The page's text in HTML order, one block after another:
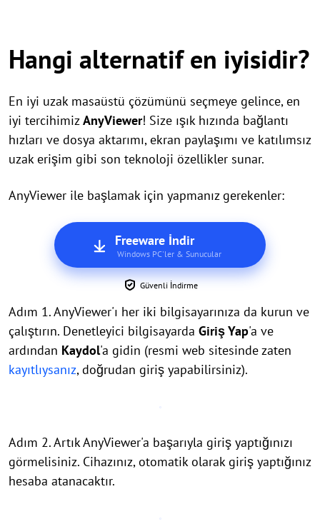
Hangi alternatif en iyisidir?
En iyi uzak masaüstü çözümünü seçmeye gelince, en
iyi tercihimizAnyViewer! Size ışık hızında bağlantı
hızları ve dosya aktarımı, ekran paylaşımı ve katılımsız
uzak erişim gibi son teknoloji özellikler sunar.
AnyViewer ile başlamak için yapmanız gerekenler:
Freeware İndir
Windows PC'ler & Sunucular
Güvenli İndirme
Adım 1. AnyViewer'ı her iki bilgisayarınıza da kurun ve
çalıştırın. Denetleyici bilgisayarda Giriş Yap'a ve
ardından Kaydol'a gidin (resmi web sitesinde zaten
kayıtlıysanız, doğrudan giriş yapabilirsiniz).
Adım 2. Artık AnyViewer'a başarıyla giriş yaptığınızı
görmelisiniz. Cihazınız, otomatik olarak giriş yaptığınız
hesaba atanacaktır.